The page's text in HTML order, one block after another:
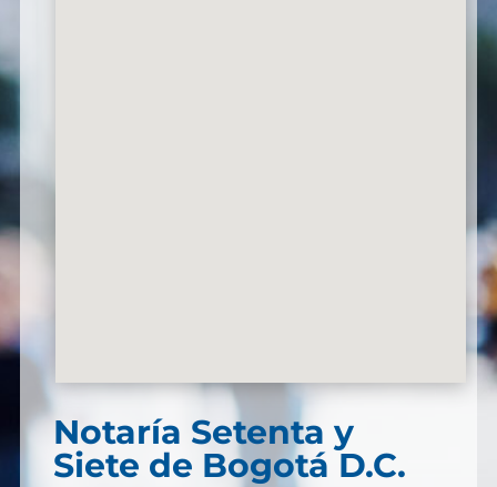
Notaría Setenta y
Siete de Bogotá D.C.